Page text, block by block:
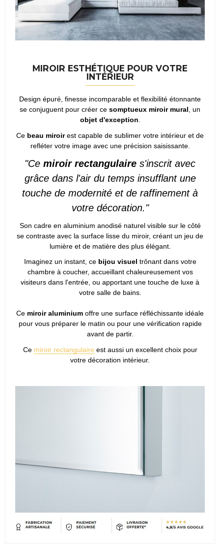
MIROIR ESTHÉTIQUE POUR VOTRE
INTÉRIEUR
Design épuré, finesse incomparable et flexibilité étonnante
se conjuguent pour créer ce somptueux miroir mural , un
objet d'exception
Ce beau miroirest capable de sublimer votre intérieur et de
refléter votre image avec une précision saisissante.
"Ce miroir rectangulaire s'inscrit avec
grâce dans l'air du temps insufflant une
touche de modernité et de raffinement à
votre décoration."
Son cadre en aluminium anodisé naturel visible sur le côté
se contraste avec la surface lisse du miroir, créant un jeu de
lumière et de matière des plus élégant.
Imaginez un instant, cebijou visuel trônant dans votre
chambre à coucher, accueillant chaleureusement vos
visiteurs dans l'entrée, ou apportant une touche de luxe à
votre salle de bains.
Ce miroir aluminium offre une surface réfléchissante idéale
pour vous préparer le matin ou pour une vérification rapide
avant de partir.
Ce miroir rectangulaire est aussi un excellent choix pour
votre décoration intérieur.